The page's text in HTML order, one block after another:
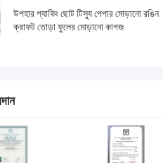
উপহার প্যাকিং ছোট টিস্যু পেপার মোড়ানো রঙিন
ক্রাফট তোড়া ফুলের মোড়ানো কাগজ